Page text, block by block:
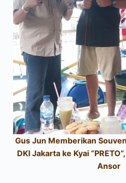
Gus Jun Memberikan
DKI Jakarta ke Kyai
Ansor